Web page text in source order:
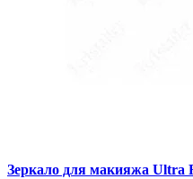
Зеркало для макияжа Ultra